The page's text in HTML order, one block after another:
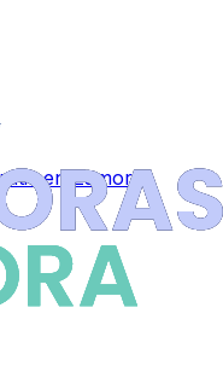
en Zamora